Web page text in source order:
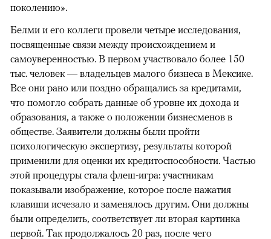
поколению».
Белми и его коллеги провели четыре исследования,
посвященные связи между происхождением и
самоуверенностью. В первом участвовало более 150
тыс. человек — владельцев малого бизнеса в Мексике.
Все они рано или поздно обращались за кредитами,
что помогло собрать данные об уровне их дохода и
образования, а также о положении бизнесменов в
обществе. Заявители должны были пройти
психологическую экспертизу, результаты которой
применили для оценки их кредитоспособности. Частью
этой процедуры стала флеш-игра: участникам
показывали изображение, которое после нажатия
клавиши исчезало и заменялось другим. Они должны
были определить, соответствует ли вторая картинка
первой. Так продолжалось 20 раз, после чего